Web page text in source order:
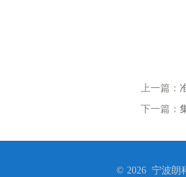
上一篇：
下一篇：
© 2026 宁波朗